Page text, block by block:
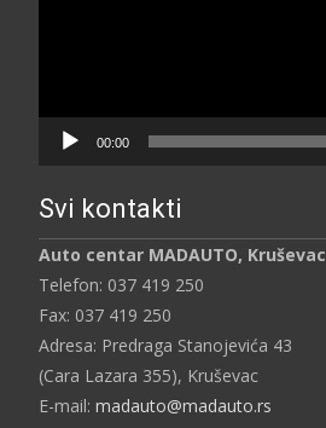
00:00
Svi kontakti
Auto centar MADAUTO, Kruševac
Telefon: 037 419 250
Fax: 037 419 250
Adresa: Predraga Stanojevića 43
(Cara Lazara 355), Kruševac
E-mail: madauto@madauto.rs